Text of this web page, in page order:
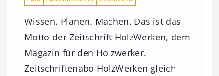
Wissen. Planen. Machen. Das ist das
Motto der Zeitschrift HolzWerken, dem
Magazin für den Holzwerker.
Zeitschriftenabo HolzWerken gleich